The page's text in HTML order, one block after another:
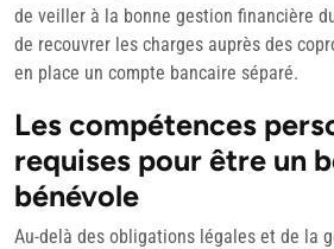
de veiller à la bonne gestion financière
de recouvrer les charges auprès des
en place un compte bancaire séparé.
Les compétences
requises pour être un
bénévole
Au-delà des obligations légales et de la